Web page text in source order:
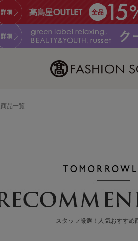
品一覧
スタッフ厳選！人気おすすめ